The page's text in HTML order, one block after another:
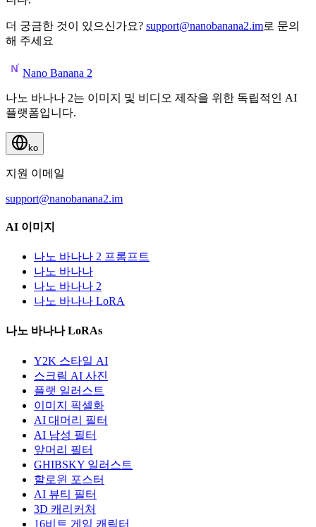
더 궁금한 것이 있으신가요? support@nanobanana2.im로 문의
해 주세요
Nano Banana 2
나노 바나나 2는 이미지 및 비디오 제작을 위한 독립적인 AI
플랫폼입니다.
ko
지원 이메일
support@nanobanana2.im
AI 이미지
나노 바나나 2 프롬프트
나노 바나나
나노 바나나 2
나노 바나나 LoRA
나노 바나나 LoRAs
Y2K 스타일 AI
스크림 AI 사진
플랫 일러스트
이미지 픽셀화
AI 대머리 필터
AI 남성 필터
앞머리 필터
GHIBSKY 일러스트
할로윈 포스터
AI 뷰티 필터
3D 캐리커처
16비트 게임 캐릭터